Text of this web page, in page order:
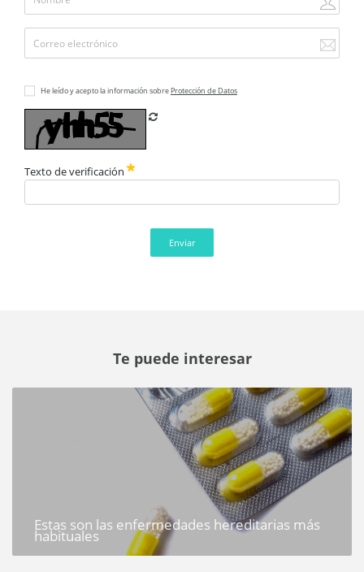
He leído y acepto la información sobre Protección de Datos
Texto de verificación
Enviar
Te puede interesar
Estas son las enfermedades hereditarias más
habituales